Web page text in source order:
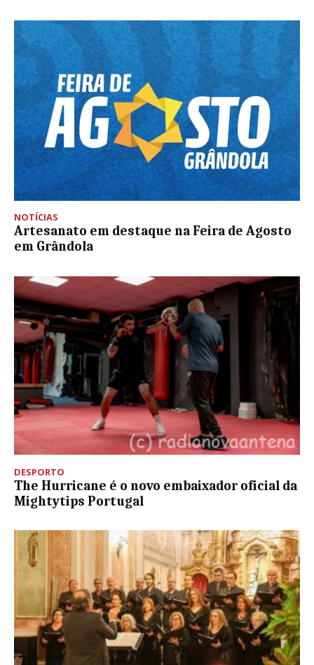
NOTÍCIAS
Artesanato em destaque na Feira de Agosto
em Grândola
DESPORTO
The Hurricane é o novo embaixador oficial da
Mightytips Portugal